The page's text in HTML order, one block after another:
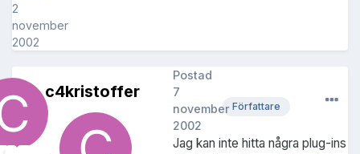
2
november
2002
c4kristoffer
Författare
Postad
7
november
2002
Jag kan inte hitta några plug-ins